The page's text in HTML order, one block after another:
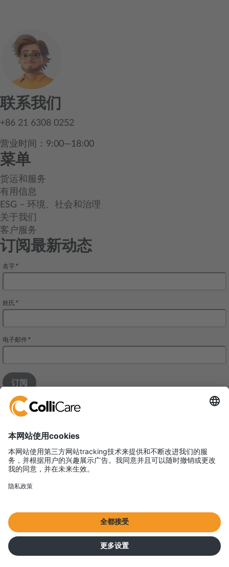
联系我们
+86 21 6308 0252
营业时间：9:00—18:00
菜单
货运和服务
有用信息
ESG – 环境、社会和治理
关于我们
客户服务
订阅最新动态
铠瑞凯尔国际货运代理（上海）有限公司
上海浙江中路400号春申江大厦1004单元
Terms & Conditions
All content © ColliCare 2026
国际海运